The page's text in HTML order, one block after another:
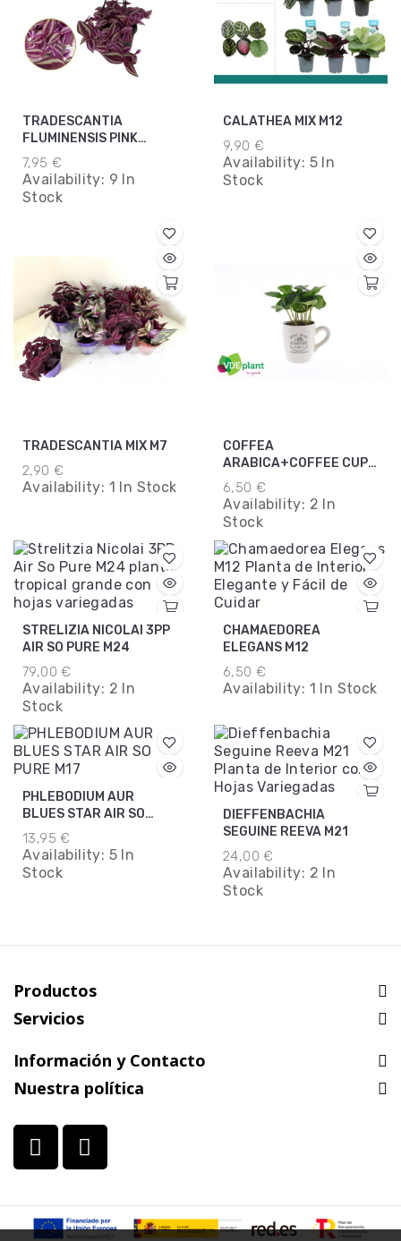
TRADESCANTIA
FLUMINENSIS PINK
PARADISE M10.5
7,95 €
Availability: 9 In
Stock
CALATHEA MIX M12
9,90 €
Availability: 5 In
Stock
TRADESCANTIA MIX M7
2,90 €
Availability: 1 In Stock
COFFEA
ARABICA+COFFEE CUP
M9
6,50 €
Availability: 2 In
Stock
STRELIZIA NICOLAI 3PP
AIR SO PURE M24
79,00 €
Availability: 2 In
Stock
CHAMAEDOREA
ELEGANS M12
6,50 €
Availability: 1 In Stock
PHLEBODIUM AUR
BLUES STAR AIR SO
PURE M17
13,95 €
Availability: 5 In
Stock
DIEFFENBACHIA
SEGUINE REEVA M21
24,00 €
Availability: 2 In
Stock
Productos
Servicios
Información y Contacto
Nuestra política